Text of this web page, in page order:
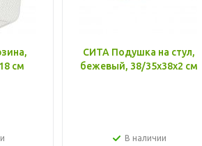
см
СИТА Подушка на стул,
бежевый, 38/35x38x2 см
В наличии